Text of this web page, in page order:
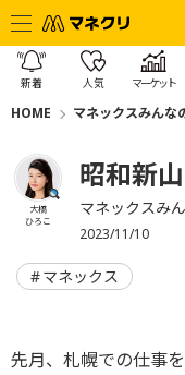
新着 人気 マーケット
HOME マネックスみんな
大橋
ひろこ
昭和新
マネックスみ
2023/11/10
マネックス
先月、札幌での仕事